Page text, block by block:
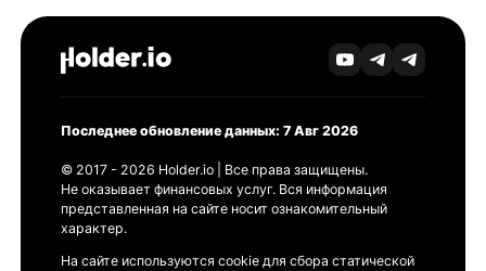
Последнее обновление данных: 7 Авг 2026
© 2017 - 2026 Holder.io | Все права защищены.
Не оказывает финансовых услуг. Вся информация
представленная на сайте носит ознакомительный
характер.
На сайте используются cookie для сбора статической